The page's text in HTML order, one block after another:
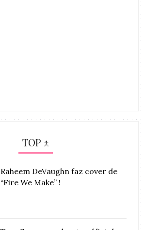
TOP ↑
Raheem DeVaughn faz cover de
“Fire We Make” !